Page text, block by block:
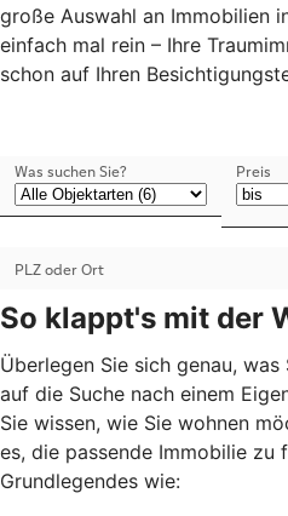
große Auswahl an Immobilien
einfach mal rein – Ihre
schon auf Ihren
So klappt's mit der
Überlegen Sie sich genau,
auf die Suche nach einem
Sie wissen, wie Sie wohnen
es, die passende Immobilie zu
Grundlegendes wie: